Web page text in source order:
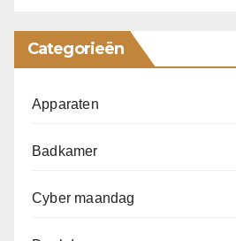
Categorieën
Apparaten
Badkamer
Cyber maandag